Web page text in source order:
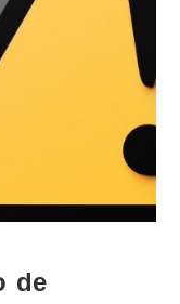
de